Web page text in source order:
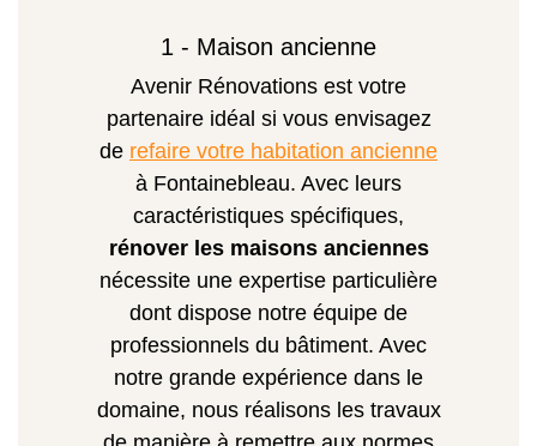
1 - Maison ancienne
Avenir Rénovations est votre
partenaire idéal si vous envisagez
de refaire votre habitation ancienne
à Fontainebleau. Avec leurs
caractéristiques spécifiques,
rénover les maisons anciennes
nécessite une expertise particulière
dont dispose notre équipe de
professionnels du bâtiment. Avec
notre grande expérience dans le
domaine, nous réalisons les travaux